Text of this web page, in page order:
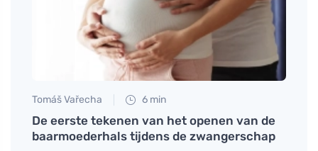
Tomáš Vařecha 6 min
De eerste tekenen van het openen van de
baarmoederhals tijdens de zwangerschap